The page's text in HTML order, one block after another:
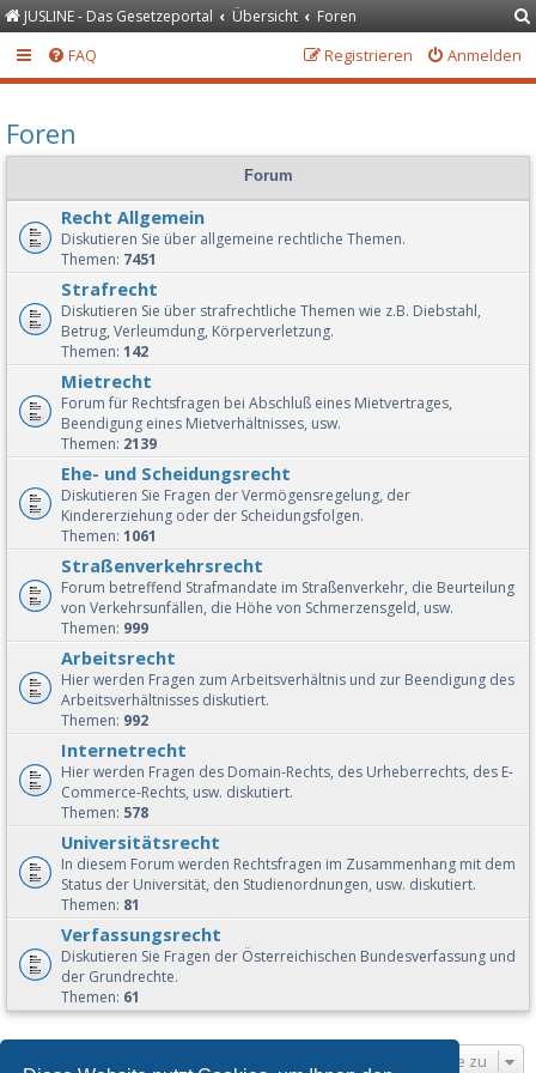
JUSLINE - Das Gesetzeportal Übersicht Foren
FAQ Anmelden
Registrieren
Foren
Forum
Recht Allgemein
Diskutieren Sie über allgemeine rechtliche Themen.
Themen: 7451
Strafrecht
Diskutieren Sie über strafrechtliche Themen wie z.B. Diebstahl,
Betrug, Verleumdung, Körperverletzung.
Themen: 142
Mietrecht
Forum für Rechtsfragen bei Abschluß eines Mietvertrages,
Beendigung eines Mietverhältnisses, usw.
Themen: 2139
Ehe- und Scheidungsrecht
Diskutieren Sie Fragen der Vermögensregelung, der
Kindererziehung oder der Scheidungsfolgen.
Themen: 1061
Straßenverkehrsrecht
Forum betreffend Strafmandate im Straßenverkehr, die Beurteilung
von Verkehrsunfällen, die Höhe von Schmerzensgeld, usw.
Themen: 999
Arbeitsrecht
Hier werden Fragen zum Arbeitsverhältnis und zur Beendigung des
Arbeitsverhältnisses diskutiert.
Themen: 992
Internetrecht
Hier werden Fragen des Domain-Rechts, des Urheberrechts, des E-
Commerce-Rechts, usw. diskutiert.
Themen: 578
Universitätsrecht
In diesem Forum werden Rechtsfragen im Zusammenhang mit dem
Status der Universität, den Studienordnungen, usw. diskutiert.
Themen: 81
Verfassungsrecht
Diskutieren Sie Fragen der Österreichischen Bundesverfassung und
der Grundrechte.
Themen: 61
Gehe zu